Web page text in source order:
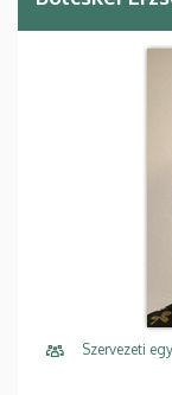
Szervezeti